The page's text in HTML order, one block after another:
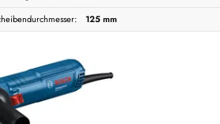
125 mm